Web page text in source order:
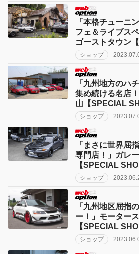
「本格チューニ
フェ＆ライブス
ゴーストタウン
ショップ
「九州地方のハ
集め続ける名店
山【SPECIAL
ショップ
「まさに世界屈
専門店！」ガレ
【SPECIAL
ショップ
「九州地区屈指
ー！」モーター
【SPECIAL
ショップ